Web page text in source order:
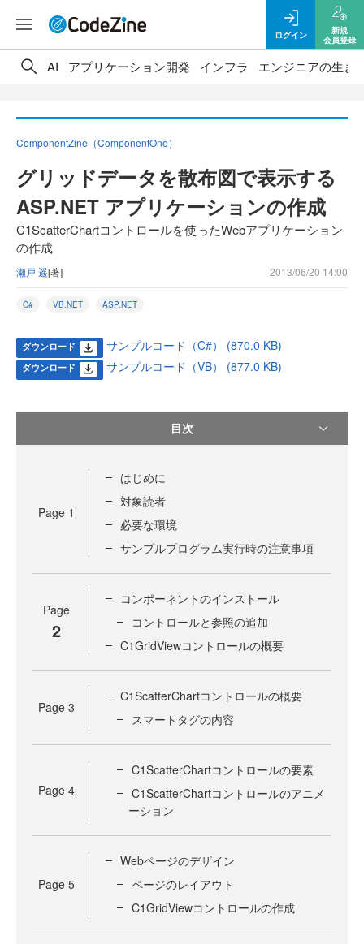
ログイン
新規
会員登録
AI アプリケーション開発 インフラ エンジニアの生き
ComponentZine（ComponentOne）
グリッドデータを散布図で表示する
ASP.NET アプリケーションの作成
C1ScatterChartコントロールを使ったWebアプリケーション
の作成
瀬戸 遥[著] 2013/06/20 14:00
C# VB.NET ASP.NET
ダウンロード サンプルコード（C#） (870.0 KB)
ダウンロード サンプルコード（VB） (877.0 KB)
目次
Page 1
はじめに
対象読者
必要な環境
サンプルプログラム実行時の注意事項
Page
2
コンポーネントのインストール
コントロールと参照の追加
C1GridViewコントロールの概要
Page 3
C1ScatterChartコントロールの概要
スマートタグの内容
Page 4
C1ScatterChartコントロールの要素
C1ScatterChartコントロールのアニメ
ーション
Page 5
Webページのデザイン
ページのレイアウト
C1GridViewコントロールの作成